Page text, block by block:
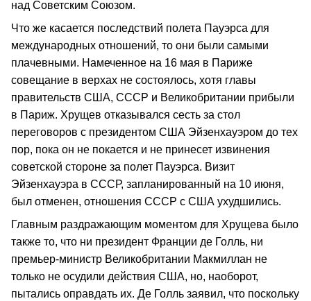
над Советским Союзом.
Что же касается последствий полета Пауэрса для
международных отношений, то они были самыми
плачевными. Намеченное на 16 мая в Париже
совещание в верхах не состоялось, хотя главы
правительств США, СССР и Великобритании прибыли
в Париж. Хрущев отказывался сесть за стол
переговоров с президентом США Эйзенхауэром до тех
пор, пока он не покается и не принесет извинения
советской стороне за полет Пауэрса. Визит
Эйзенхауэра в СССР, запланированный на 10 июня,
был отменен, отношения СССР с США ухудшились.
Главным раздражающим моментом для Хрущева было
также то, что ни президент Франции де Голль, ни
премьер-министр Великобритании Макмиллан не
только не осудили действия США, но, наоборот,
пытались оправдать их. Де Голль заявил, что поскольку